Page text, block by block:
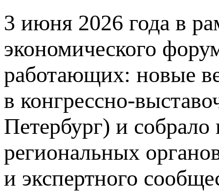
3 июня 2026 года в
экономического
работающих: новые
в конгрессно-
Петербург) и
региональных
и экспертного